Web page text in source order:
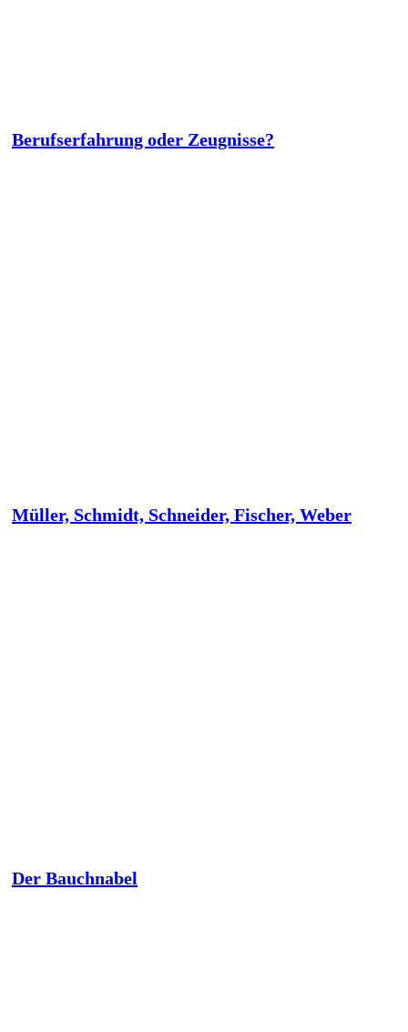
Berufserfahrung oder Zeugnisse?
Müller, Schmidt, Schneider, Fischer, Weber
Der Bauchnabel